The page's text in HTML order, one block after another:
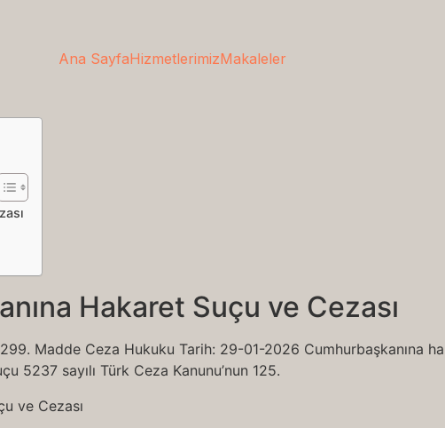
Ana SayfaHizmetlerimizMakaleler
Hakaret Suçu ve Cezası
Madde Ceza Hukuku Tarih: 29-01-2026 Cumhurbaşkanına
5237 sayılı Türk Ceza Kanunu’nun 125.